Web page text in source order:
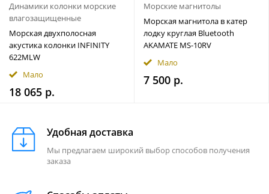
Динамики колонки морские
влагозащищенные
Морская двухполосная
акустика колонки INFINITY
622MLW
Мало
18 065 р.
Морские магнитолы
Морская магнитола в катер
лодку круглая Bluetooth
AKAMATE MS-10RV
Мало
7 500 р.
Удобная доставка
Мы предлагаем широкий выбор способов получения
заказа